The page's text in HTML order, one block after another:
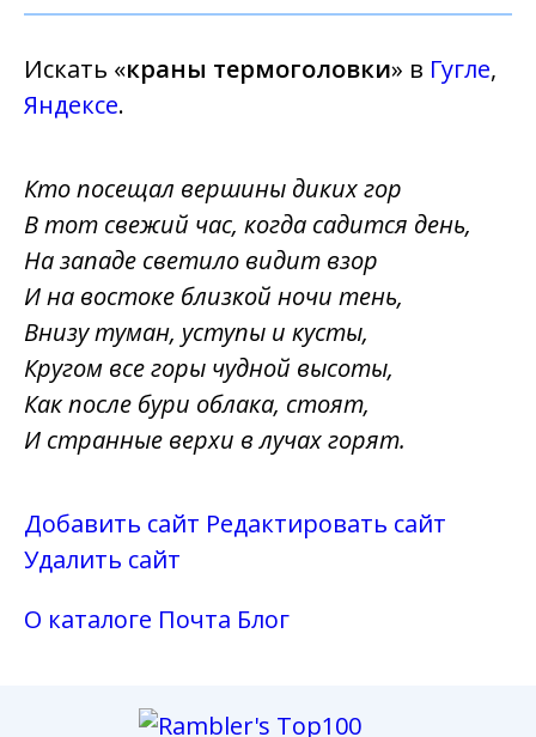
Искать «краны термоголовки» в Гугле,
Яндексе.
Кто посещал вершины диких гор
В тот свежий час, когда садится день,
На западе светило видит взор
И на востоке близкой ночи тень,
Внизу туман, уступы и кусты,
Кругом все горы чудной высоты,
Как после бури облака, стоят,
И странные верхи в лучах горят.
Добавить сайт Редактировать сайт
Удалить сайт
О каталоге Почта Блог